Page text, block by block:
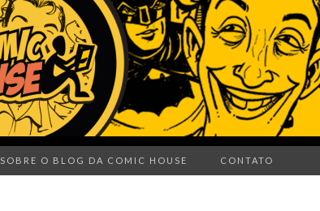
SOBRE O BLOG DA COMIC HOUSE CONTATO